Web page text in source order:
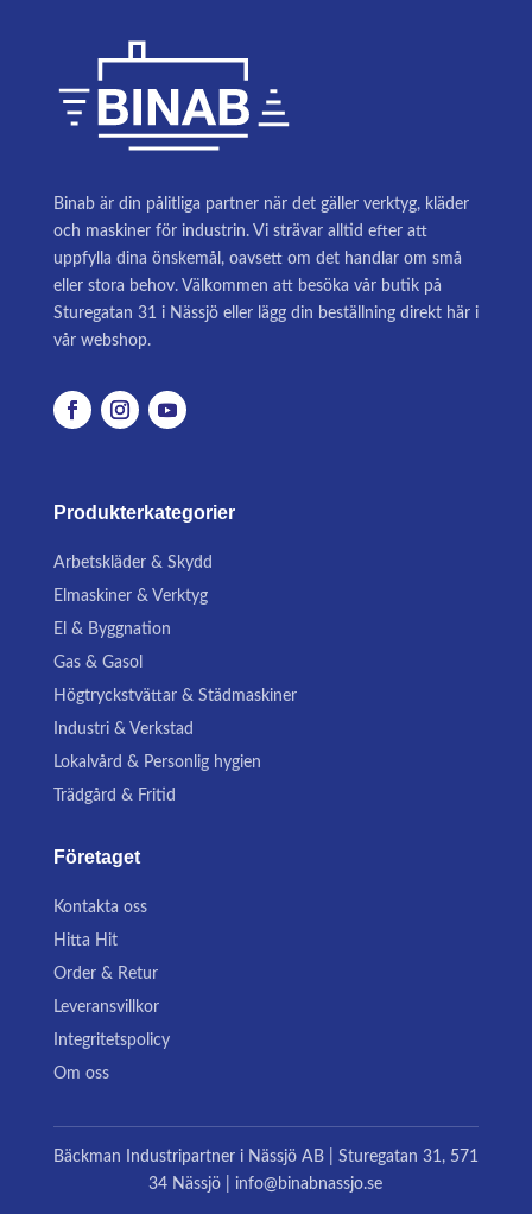
Binab är din pålitliga partner när det gäller verktyg, kläder
och maskiner för industrin. Vi strävar alltid efter att
uppfylla dina önskemål, oavsett om det handlar om små
eller stora behov. Välkommen att besöka vår butik på
Sturegatan 31 i Nässjö eller lägg din beställning direkt här i
vår webshop.
Produkterkategorier
Arbetskläder & Skydd
Elmaskiner & Verktyg
El & Byggnation
Gas & Gasol
Högtryckstvättar & Städmaskiner
Industri & Verkstad
Lokalvård & Personlig hygien
Trädgård & Fritid
Företaget
Kontakta oss
Hitta Hit
Order & Retur
Leveransvillkor
Integritetspolicy
Om oss
Bäckman Industripartner i Nässjö AB | Sturegatan 31, 571
34 Nässjö | info@binabnassjo.se